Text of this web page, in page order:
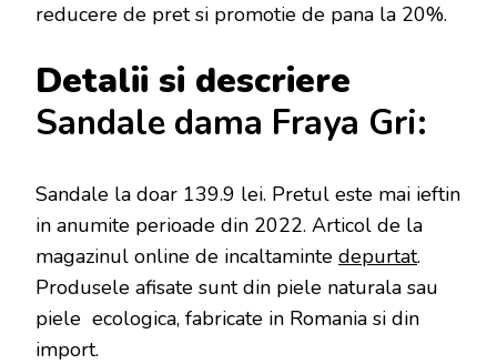
reducere de pret si promotie de pana la 20%.
Detalii si descriere
Sandale dama Fraya Gri:
Sandale la doar 139.9 lei. Pretul este mai ieftin
in anumite perioade din 2022. Articol de la
magazinul online de incaltaminte depurtat.
Produsele afisate sunt din piele naturala sau
piele ecologica, fabricate in Romania si din
import.